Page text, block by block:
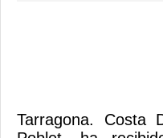
Tarragona. Costa